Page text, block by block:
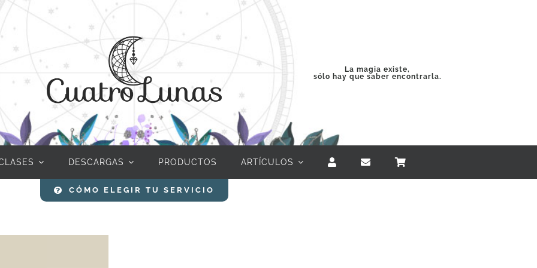
La magia existe,
sólo hay que saber encontrarla.
DESCARGAS PRODUCTOS ARTÍCULOS
CÓMO ELEGIR TU SERVICIO